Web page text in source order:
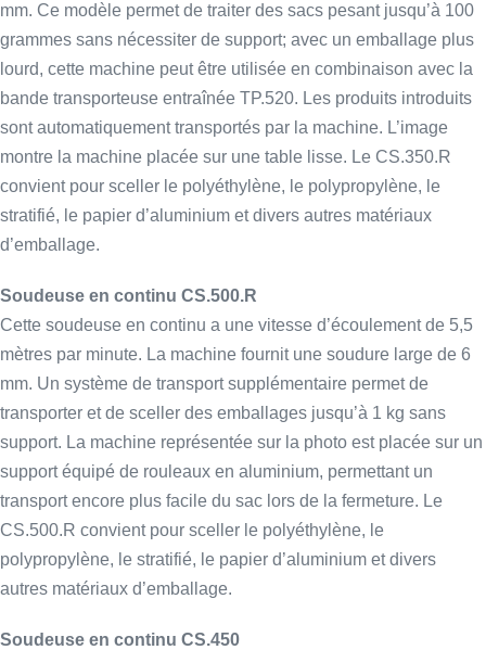
mm. Ce modèle permet de traiter des sacs pesant jusqu’à 100
grammes sans nécessiter de support; avec un emballage plus
lourd, cette machine peut être utilisée en combinaison avec la
bande transporteuse entraînée TP.520. Les produits introduits
sont automatiquement transportés par la machine. L’image
montre la machine placée sur une table lisse. Le CS.350.R
convient pour sceller le polyéthylène, le polypropylène, le
stratifié, le papier d’aluminium et divers autres matériaux
d’emballage.
Soudeuse en continu CS.500.R
Cette soudeuse en continu a une vitesse d’écoulement de 5,5
mètres par minute. La machine fournit une soudure large de 6
mm. Un système de transport supplémentaire permet de
transporter et de sceller des emballages jusqu’à 1 kg sans
support. La machine représentée sur la photo est placée sur un
support équipé de rouleaux en aluminium, permettant un
transport encore plus facile du sac lors de la fermeture. Le
CS.500.R convient pour sceller le polyéthylène, le
polypropylène, le stratifié, le papier d’aluminium et divers
autres matériaux d’emballage.
Soudeuse en continu CS.450